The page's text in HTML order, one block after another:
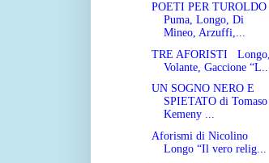
POETI PER TUROLDO
Puma, Longo, Di
Mineo, Arzuffi,...
TRE AFORISTI Longo,
Volante, Gaccione “L...
UN SOGNO NERO E
SPIETATO di Tomaso
Kemeny ...
Aforismi di Nicolino
Longo “Il vero relig...